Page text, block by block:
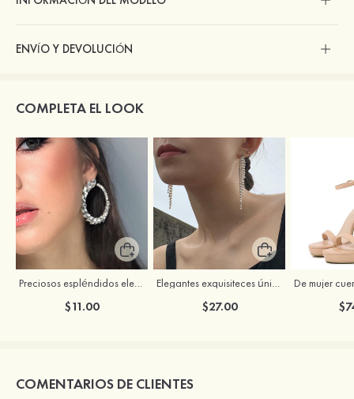
ENVÍO Y DEVOLUCIÓN
COMPLETA EL LOOK
Preciosos espléndidos elegantes zirconio cúbico rhinestones pendientes
$11.00
Elegantes exquisiteces único aleación perla pendientes
$27.00
COMENTARIOS DE CLIENTES